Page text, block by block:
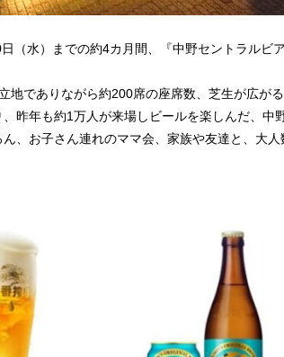
（水）までの約4カ月間、『中野セントラル
地でありながら約200席の座席数、芝生が広が
昨年も約1万人が来場しビールを楽しんだ、中
、お子さん連れのママ会、家族や友達と、大